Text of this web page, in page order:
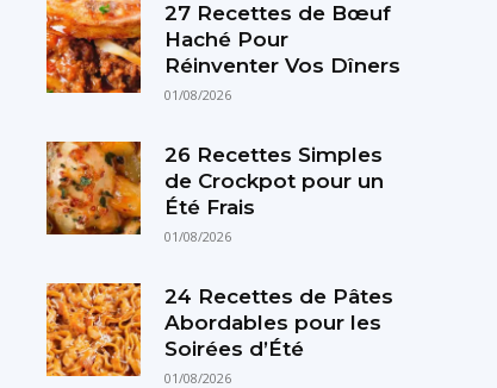
27 Recettes de Bœuf
Haché Pour
Réinventer Vos Dîners
01/08/2026
26 Recettes Simples
de Crockpot pour un
Été Frais
01/08/2026
24 Recettes de Pâtes
Abordables pour les
Soirées d’Été
01/08/2026